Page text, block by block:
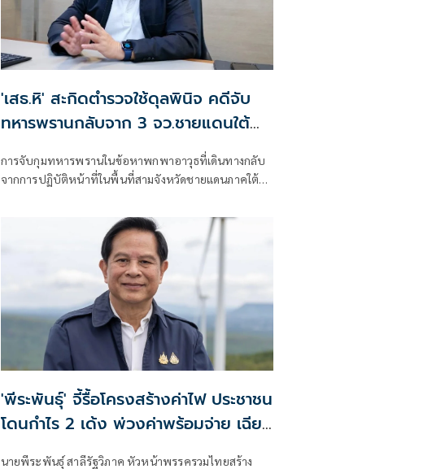
'เสธ.หิ' สะกิดตำรวจใช้ดุลพินิจ คดีจับ
ทหารพรานกลับจาก 3 จว.ชายแดนใต้
การจับกุมทหารพรานในข้อหาพกพาอาวุธที่เดินทางกลับ
จากการปฏิบัติหน้าที่ในพื้นที่สามจังหวัดชายแดนภาคใต้
'พีระพันธุ์' จี้รื้อโครงสร้างค่าไฟ ประชาชน
โดนกำไร 2 เด้ง พ่วงค่าพร้อมจ่าย เฉียด
นายพีระพันธุ์ สาลีรัฐวิภาค หัวหน้าพรรครวมไทยสร้าง